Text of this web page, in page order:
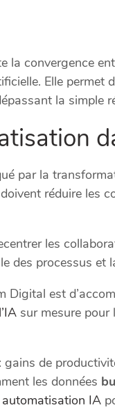
la convergence
Elle permet
la simple
par la
réduire les
les
des processus et
Digital est
sur mesure pour
de
les données
IA